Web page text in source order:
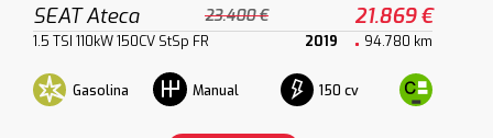
SEAT Ateca 23.400 € 21.869 €
1.5 TSI 110kW 150CV StSp FR 2019 94.780 km
Gasolina Manual 150 cv